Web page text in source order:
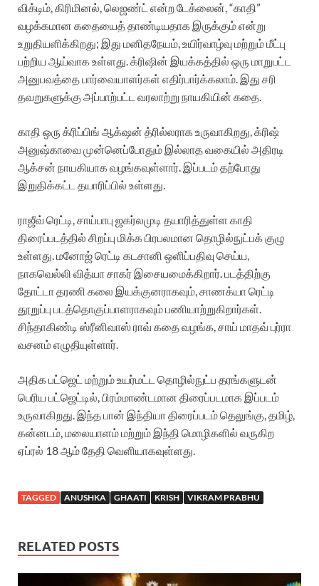
விக்டிம், கிரிமினல், லெஜண்ட் என்ற டேக்லைன், “காதி”
வழக்கமான கதையைத் தாண்டியதாக இருக்கும் என்று
உறுதியளிக்கிறது; இது மனிதநேயம், உயிர்வாழ்வு மற்றும் மீட்பு
பற்றிய ஆய்வாக உள்ளது. க்ரிஷின் இயக்கத்தில் ஒரு மாறுபட்ட
அனுபவத்தை பார்வையாளர்கள் எதிர்பார்க்கலாம். இது சரி
தவறுகளுக்கு அப்பாற்பட்ட வரலாற்று நாயகியின் கதை.
காதி ஒரு க்ரிப்பிங் ஆக்‌ஷன் த்ரில்லராக உருவாகிறது, க்ரிஷ்
அனுஷ்காவை முன்னெப்போதும் இல்லாத வகையில் அதிரடி
ஆக்சன் நாயகியாக வழங்கவுள்ளார். இப்படம் தற்போது
இறுதிக்கட்ட தயாரிப்பில் உள்ளது.
ராஜீவ் ரெட்டி, சாய்பாபு ஜகர்லமுடி தயாரித்துள்ள காதி
திரைப்படத்தில் சிறப்பு மிக்க பிரபலமான தொழில்நுட்பக் குழு
உள்ளது. மனோஜ் ரெட்டி கடசானி ஒளிப்பதிவு செய்ய,
நாகவெல்லி வித்யா சாகர் இசையமைக்கிறார். படத்திற்கு
தோட்டா தரணி கலை இயக்குனராகவும், சாணக்யா ரெட்டி
தூறுப்பு படத்தொகுப்பாளராகவும் பணியாற்றுகிறார்கள்.
சிந்தாகிண்டி ஸ்ரீனிவாஸ் ராவ் கதை வழங்க, சாய் மாதவ் புர்ரா
வசனம் எழுதியுள்ளார்.
அதிக பட்ஜெட் மற்றும் உயர்மட்ட தொழில்நுட்ப தரங்களுடன்
பெரிய பட்ஜெட்டில், பிரம்மாண்டமான திரைப்படமாக இப்படம்
உருவாகிறது. இந்த பான் இந்தியா திரைப்படம் தெலுங்கு, தமிழ்,
கன்னடம், மலையாளம் மற்றும் இந்தி மொழிகளில் வருகிற
ஏப்ரல் 18 ஆம் தேதி வெளியாகவுள்ளது.
TAGGED ANUSHKA GHAATI KRISH VIKRAM PRABHU
RELATED POSTS